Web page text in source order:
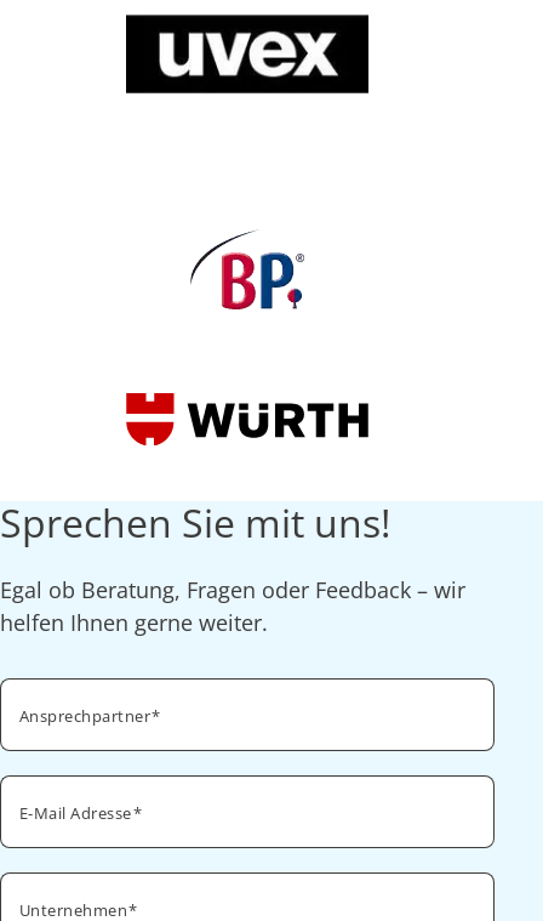
Sprechen Sie mit uns!
Egal ob Beratung, Fragen oder Feedback – wir
helfen Ihnen gerne weiter.
Ansprechpartner
E-Mail Adresse
Unternehmen